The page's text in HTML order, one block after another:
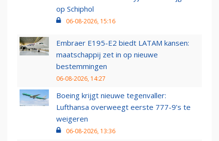
op Schiphol
06-08-2026, 15:16
Embraer E195-E2 biedt LATAM kansen:
maatschappij zet in op nieuwe
bestemmingen
06-08-2026, 14:27
Boeing krijgt nieuwe tegenvaller:
Lufthansa overweegt eerste 777-9’s te
weigeren
06-08-2026, 13:36